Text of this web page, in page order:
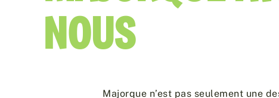
NOUS
Majorque n’est pas seulement une